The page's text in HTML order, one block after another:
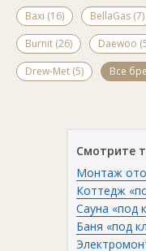
Baxi (16)
BellaGas (7)
Burnit (26)
Daewoo
Drew-Met (5)
Все
Смотрите
Монтаж
Коттедж
Сауна «под
Баня «под